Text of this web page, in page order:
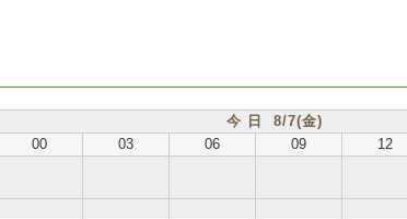
今 日 8/7(金)
00 03 06 09 12